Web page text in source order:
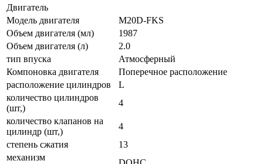
Двигатель
Модель двигателя
M20D-FKS
Объем двигателя (мл)
1987
Объем двигателя (л)
2.0
тип впуска
Атмосферный
Компоновка двигателя
Поперечное расположение
расположение цилиндров
L
количество цилиндров
(шт,)
4
количество клапанов на
цилиндр (шт,)
4
степень сжатия
13
механизм